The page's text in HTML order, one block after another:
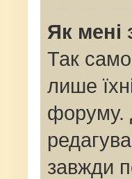
Як мені
Так
лише
форуму.
завжди